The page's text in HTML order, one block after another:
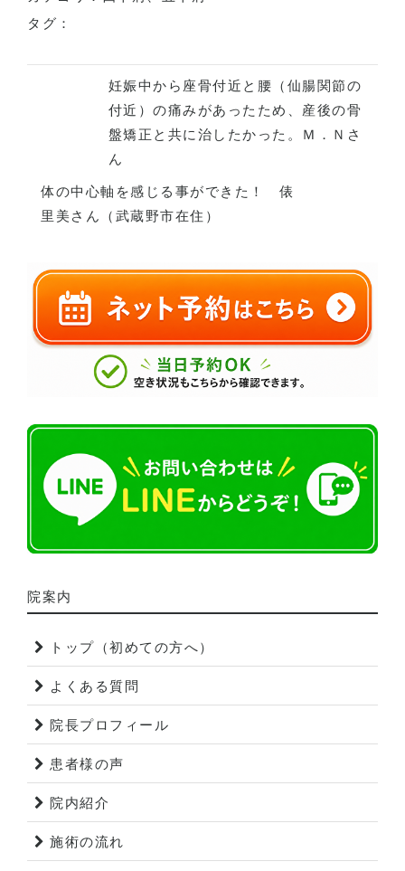
タグ：
妊娠中から座骨付近と腰（仙腸関節の
付近）の痛みがあったため、産後の骨
盤矯正と共に治したかった。Ｍ．Ｎさ
ん
体の中心軸を感じる事ができた！ 俵
里美さん（武蔵野市在住）
院案内
トップ（初めての方へ）
よくある質問
院長プロフィール
患者様の声
院内紹介
施術の流れ